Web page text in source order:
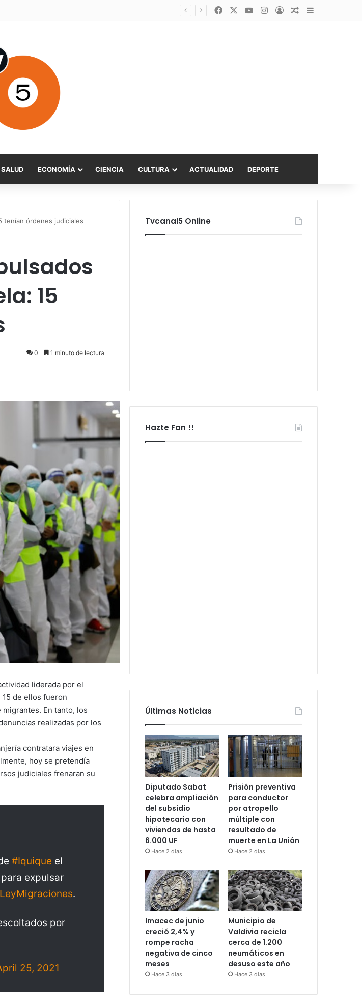
hipotecario con viviendas de hasta 6.000 UF FacebookYouTubeInstagram
AccesoPublicación al
Barra lateral
SALUD ECONOMÍA CIENCIA CULTURA ACTUALIDAD DEPORTE
tenían órdenes judiciales
15
0 1 minuto de lectura
liderada por el
de ellos fueron
En tanto, los
realizadas por los
contratara viajes en
hoy se pretendía
judiciales frenaran su
#Iquique el
expulsar
.
por
25, 2021
Tvcanal5 Online
Hazte Fan !!
Últimas Noticias
Diputado Sabat
celebra ampliación
del subsidio
hipotecario con
viviendas de hasta
6.000 UF
Hace 2 días
Prisión preventiva
para conductor
por atropello
múltiple con
resultado de
muerte en La Unión
Hace 2 días
Imacec de junio
creció 2,4% y
rompe racha
negativa de cinco
meses
Hace 3 días
Municipio de
Valdivia recicla
cerca de 1.200
neumáticos en
desuso este año
Hace 3 días